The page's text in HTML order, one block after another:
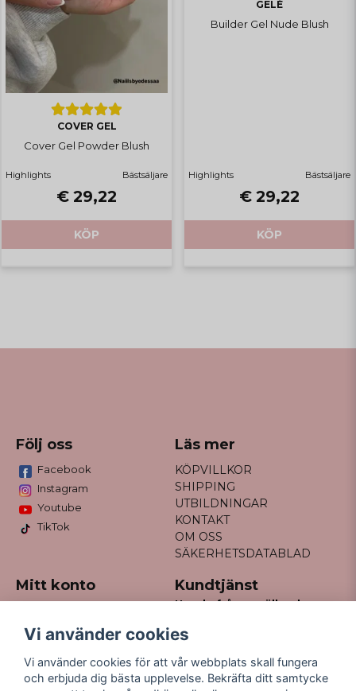
COVER GEL
Cover Gel Powder Blush
Highlights Bästsäljare
€ 29,22
KÖP
GELÉ
Builder Gel Nude Blush
Highlights Bästsäljare
€ 29,22
KÖP
Följ oss
Facebook
Instagram
Youtube
TikTok
Läs mer
KÖPVILLKOR
SHIPPING
UTBILDNINGAR
KONTAKT
OM OSS
SÄKERHETSDATABLAD
Mitt konto
Registrera dig
Glömt lösenord?
Kundtjänst
Har du frågor gällande
kontakt@missfancy.se
Vi använder cookies
Vi använder cookies för att vår webbplats skall fungera
och erbjuda dig bästa upplevelse. Bekräfta ditt samtycke